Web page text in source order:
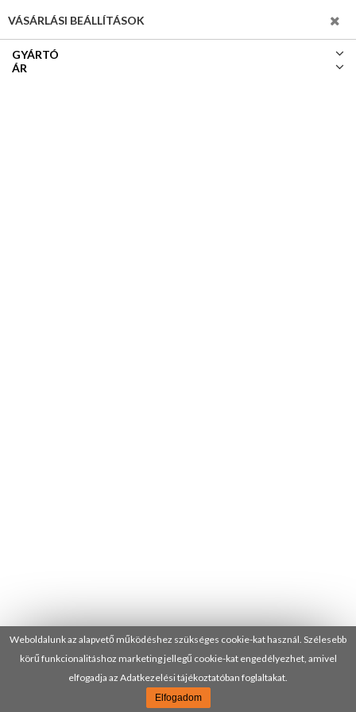
Weboldalunk az alapvető működéshez szükséges cookie-kat használ. Szélesebb
körű funkcionalitáshoz marketing jellegű cookie-kat engedélyezhet, amivel
elfogadja az Adatkezelési tájékoztatóban foglaltakat.
Elfogadom
VÁSÁRLÁSI BEÁLLÍTÁSOK
GYÁRTÓ
ÁR